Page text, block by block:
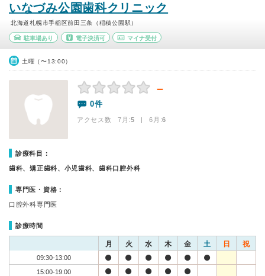
いなづみ公園歯科クリニック
北海道札幌市手稲区前田三条（稲積公園駅）
駐車場あり 電子決済可 マイナ受付
土曜（〜13:00）
－
0件
アクセス数 7月:5 | 6月:6
診療科目：
歯科、矯正歯科、小児歯科、歯科口腔外科
専門医・資格：
口腔外科専門医
診療時間
月 火 水 木 金 土 日 祝
09:30-13:00
15:00-19:00